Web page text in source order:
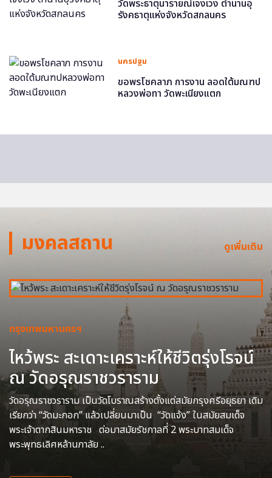
วัดพระธาตุนารายณ์เจงเวง ตำนานอุ
รังคธาตุแห่งจังหวัดสกลนคร
นครปฐม
ขอพรโชคลาภ การงาน ลอดใต้มณฑป
หลวงพ่อทา วัดพะเนียงแตก
มงคลสถาน ดูเพิ่มเติม
กรุงเทพมหานครฯ
ไหว้พระ สะเดาะเคราะห์ให้ชีวิตรุ่งโรจน์
ณ วัดอรุณราชวราราม
วัดอรุณราชวราราม เป็นวัดโบราณสร้างตั้งแต่สมัยกรุงศรีอยุธยา เดิม
เรียกว่า “วัดมะกอก” แล้วเปลี่ยนมาเป็น “วัดแจ้ง” ในสมัยสมเด็จ
พระเจ้าตากสินมหาราช ต่อมาสมัยรัชกาลที่ 2 พระบาทสมเด็จ
พระพุทธเลิศหล้านภาลัย ..